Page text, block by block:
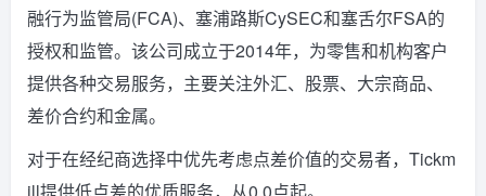
融行为监管局(FCA)、塞浦路斯CySEC和塞舌尔FSA的
授权和监管。该公司成立于2014年，为零售和机构客户
提供各种交易服务，主要关注外汇、股票、大宗商品、
差价合约和金属。
对于在经纪商选择中优先考虑点差价值的交易者，Tickm